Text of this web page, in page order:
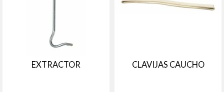
EXTRACTOR CLAVIJAS CAUCHO